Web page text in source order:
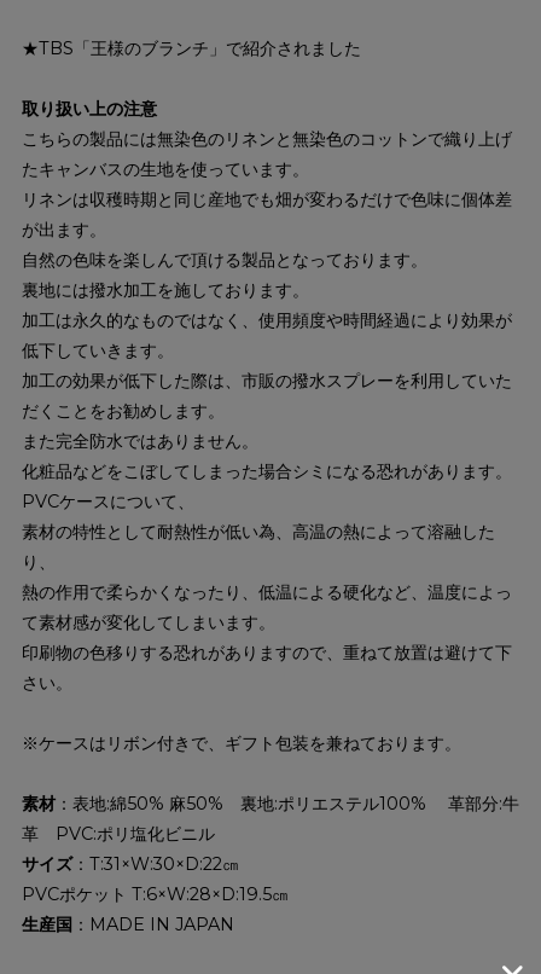
★TBS「王様のブランチ」で紹介されました
取り扱い上の注意
こちらの製品には無染色のリネンと無染色のコットンで織り上げ
たキャンバスの生地を使っています。
リネンは収穫時期と同じ産地でも畑が変わるだけで色味に個体差
が出ます。
自然の色味を楽しんで頂ける製品となっております。
裏地には撥水加工を施しております。
加工は永久的なものではなく、使用頻度や時間経過により効果が
低下していきます。
加工の効果が低下した際は、市販の撥水スプレーを利用していた
だくことをお勧めします。
また完全防水ではありません。
化粧品などをこぼしてしまった場合シミになる恐れがあります。
PVCケースについて、
素材の特性として耐熱性が低い為、高温の熱によって溶融した
り、
熱の作用で柔らかくなったり、低温による硬化など、温度によっ
て素材感が変化してしまいます。
印刷物の色移りする恐れがありますので、重ねて放置は避けて下
さい。
※ケースはリボン付きで、ギフト包装を兼ねております。
素材：表地:綿50% 麻50% 裏地:ポリエステル100% 革部分:牛
革 PVC:ポリ塩化ビニル
サイズ：T:31×W:30×D:22㎝
PVCポケット T:6×W:28×D:19.5㎝
生産国 ：MADE IN JAPAN